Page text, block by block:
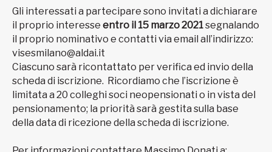
Gli interessati a partecipare sono invitati a dichiarare
il proprio interesse entro il 15 marzo 2021segnalando
il proprio nominativo e contatti via email all’indirizzo:
visesmilano@aldai.it
Ciascuno sarà ricontattato per verifica ed invio della
scheda di iscrizione. Ricordiamo che l’iscrizione è
limitata a 20 colleghi soci neopensionati o in vista del
pensionamento; la priorità sarà gestita sulla base
della data di ricezione della scheda di iscrizione.